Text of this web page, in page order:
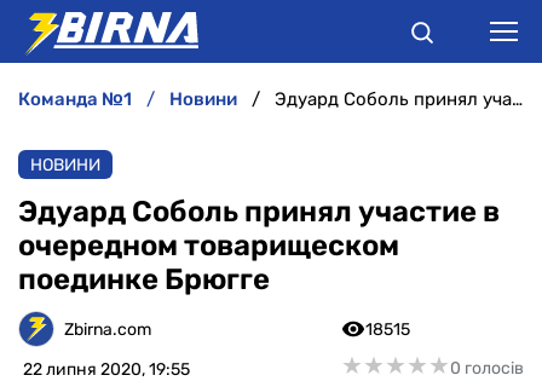
АНАЛІТИКА
ІНТЕРВ'Ю
РІЗНЕ
команда №1 новини Эдуард Соболь принял участие в очередном товарищеском поединке Брюгге
НОВИНИ
Эдуард Соболь принял участие в
очередном товарищеском
поединке Брюгге
Zbirna.com
22 липня 2020, 19:55
18515
★★★★★
★★★★★0 голосів